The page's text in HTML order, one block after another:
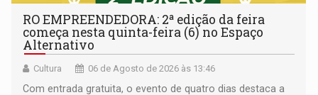
RO EMPREENDEDORA: 2ª edição da feira
começa nesta quinta-feira (6) no Espaço
Alternativo
Cultura 06 de Agosto de 2026 às 13:46
Com entrada gratuita, o evento de quatro dias destaca a